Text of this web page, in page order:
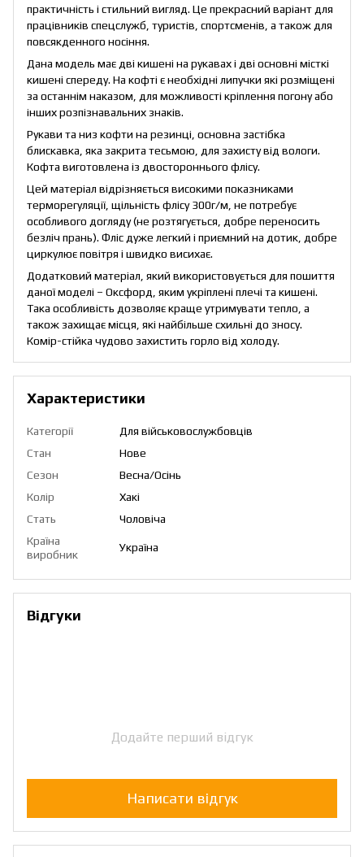
практичність і стильний вигляд. Це прекрасний варіант для
працівників спецслужб, туристів, спортсменів, а також для
повсякденного носіння.
Дана модель має дві кишені на рукавах і дві основні місткі
кишені спереду. На кофті є необхідні липучки які розміщені
за останнім наказом, для можливості кріплення погону або
інших розпізнавальних знаків.
Рукави та низ кофти на резинці, основна застібка
блискавка, яка закрита тесьмою, для захисту від вологи.
Кофта виготовлена із двостороннього флісу.
Цей матеріал відрізняється високими показниками
терморегуляції, щільність флісу 300г/м, не потребує
особливого догляду (не розтягується, добре переносить
безліч прань). Фліс дуже легкий і приємний на дотик, добре
циркулює повітря і швидко висихає.
Додатковий матеріал, який використовується для пошиття
даної моделі – Оксфорд, яким укріплені плечі та кишені.
Така особливість дозволяє краще утримувати тепло, а
також захищає місця, які найбільше схильні до зносу.
Комір-стійка чудово захистить горло від холоду.
Характеристики
Категорії
Для військовослужбовців
Стан
Нове
Сезон
Весна/Осінь
Колір
Хакі
Стать
Чоловіча
Країна
виробник
Україна
Відгуки
Додайте перший відгук
Написати відгук